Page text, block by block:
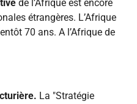
de l’Afrique est encore
étrangères. L’Afrique
70 ans. A l’Afrique de
La "Stratégie